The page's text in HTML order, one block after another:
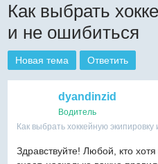
Как выбрать
и не ошибиться
Новая тема Ответить
dyandinzid
Водитель
Как выбрать хоккейную
Здравствуйте! Любой, кто